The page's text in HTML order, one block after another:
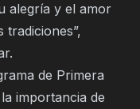
alegría y el amor
de Primera
importancia de